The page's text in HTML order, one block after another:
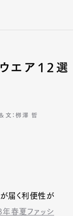
エア12選
文：栁澤 哲
が届く利便性が
春夏ファッシ